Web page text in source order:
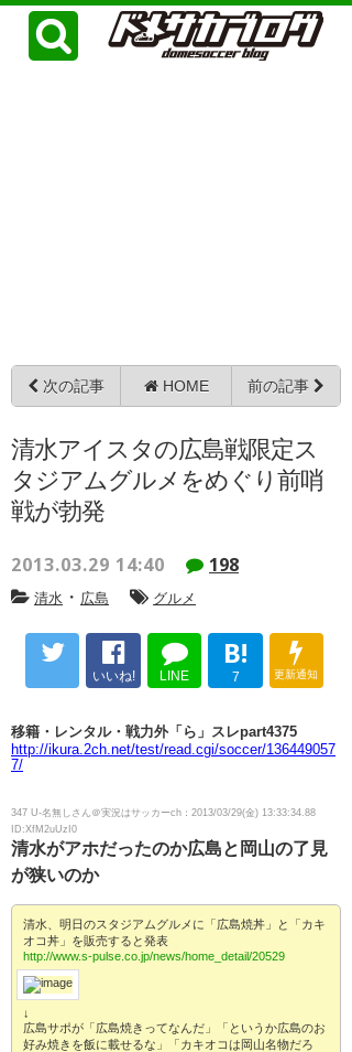
次の記事 HOME 前の記事
清水アイスタの広島戦限定ス
タジアムグルメをめぐり前哨
戦が勃発
2013.03.29 14:40 198
清水 ・ 広島 グルメ
いいね! LINE
B!
7 更新通知
移籍・レンタル・戦力外「ら」スレpart4375
http://ikura.2ch.net/test/read.cgi/soccer/136449057
7/
347 U-名無しさん＠実況はサッカーch：2013/03/29(金) 13:33:34.88
ID:XfM2uUzI0
清水がアホだったのか広島と岡山の了見
が狭いのか
清水、明日のスタジアムグルメに「広島焼丼」と「カキ
オコ丼」を販売すると発表
http://www.s-pulse.co.jp/news/home_detail/20529
↓
広島サポが「広島焼きってなんだ」「というか広島のお
好み焼きを飯に載せるな」「カキオコは岡山名物だろ